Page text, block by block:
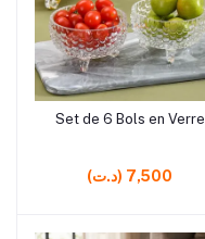
Ajouter au panier
Set de 6 Bols en Verre
(د.ت) 7,500